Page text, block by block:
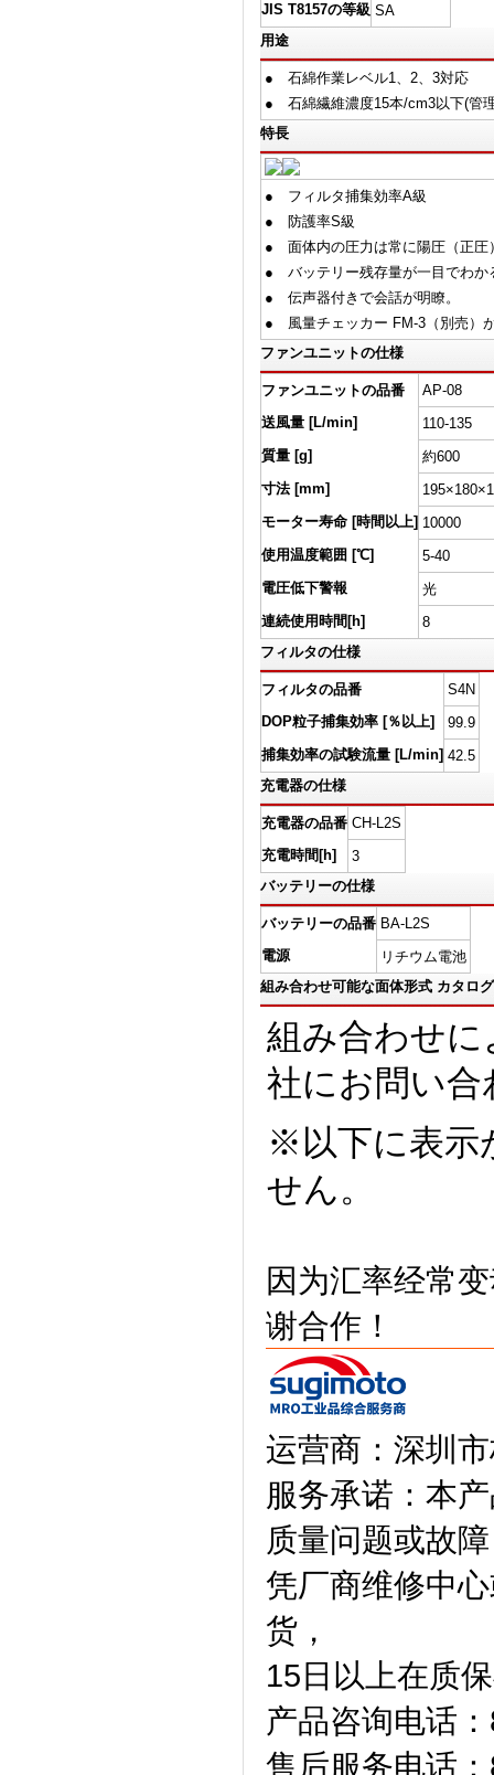
JIS T8157の等級 SA
用途
● 石綿作業レベル1、2、3対応
● 石綿繊維濃度15本/cm3以下(管
特長
● フィルタ捕集効率A級
● 防護率S級
● 面体内の圧力は常に陽圧（正圧
● バッテリー残存量が一目でわか
● 伝声器付きで会話が明瞭。
● 風量チェッカー FM-3（別売）
ファンユニットの仕様
ファンユニットの品番
AP-08
送風量 [L/min]
110-135
質量 [g]
約600
寸法 [mm]
モーター寿命 [時間以上] 10000
使用温度範囲 [℃]
5-40
電圧低下警報
光
連続使用時間[h]
8
フィルタの仕様
フィルタの品番
S4N
DOP粒子捕集効率 [％以上]
99.9
捕集効率の試験流量 [L/min] 42.5
充電器の仕様
充電器の品番 CH-L2S
充電時間[h]
3
バッテリーの仕様
バッテリーの品番 BA-L2S
電源
リチウム電池
組み合わせ可能な面体形式 カタロ
組み合わせ
社にお問い
※以下に表示
せん。
因为汇率经常
谢合作！
运营商：深圳
服务承诺：本
质量问题或故
凭厂商维修中
货，
15日以上在质
产品咨询电话
售后服务电话